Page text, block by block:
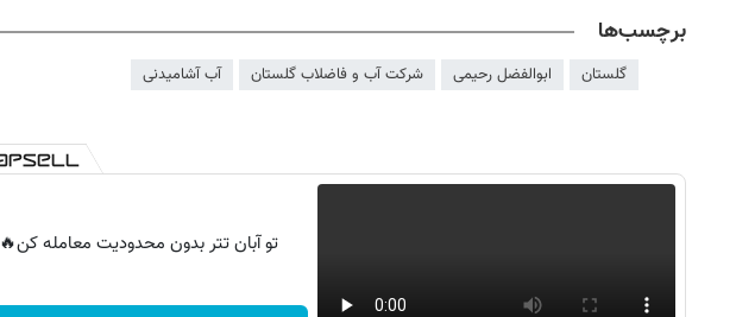
برچسب‌ها
گلستان ابوالفضل رحیمی شرکت آب و فاضلاب گلستان آب آشامیدنی
تو آبان تتر بدون محدودیت معامله کن🔥